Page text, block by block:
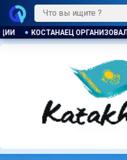
ЗАЙМОВ ПОД 120 % ГОДОВЫХ